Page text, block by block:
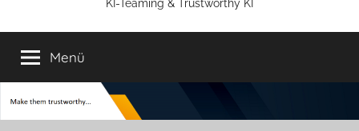
KI-Teaming & Trustworthy KI
Menü